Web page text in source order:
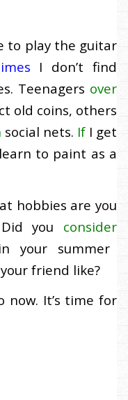
to play the guitar
I don’t find
Teenagers over
old coins, others
social nets. IfI get
to paint as a
hobbies are you
you consider
your summer
friend like?
It’s time for